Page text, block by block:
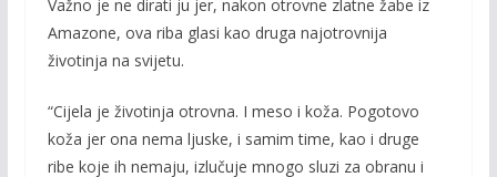
Važno je ne dirati ju jer, nakon otrovne zlatne žabe iz
Amazone, ova riba glasi kao druga najotrovnija
životinja na svijetu.
“Cijela je životinja otrovna. I meso i koža. Pogotovo
koža jer ona nema ljuske, i samim time, kao i druge
ribe koje ih nemaju, izlučuje mnogo sluzi za obranu i